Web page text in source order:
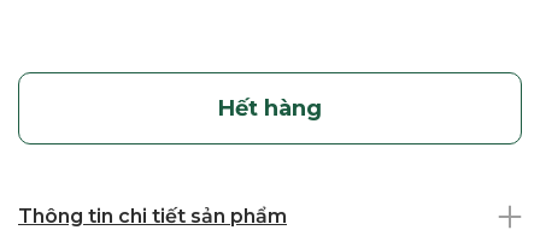
Hết hàng
Thông tin chi tiết sản phẩm